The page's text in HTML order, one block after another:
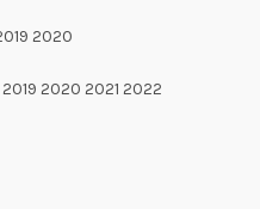
2020
2019 2020 2021 2022